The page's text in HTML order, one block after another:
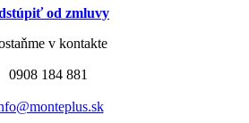
od zmluvy
v kontakte
0908 184 881